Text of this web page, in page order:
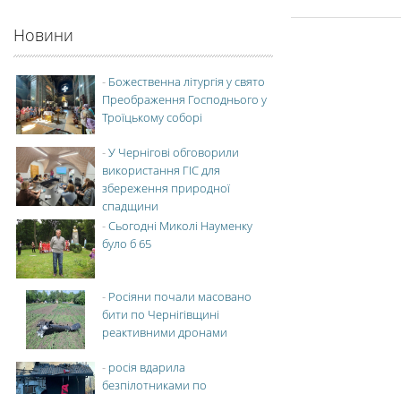
Новини
- Божественна літургія у свято
Преображення Господнього у
Троїцькому соборі
-У Чернігові обговорили
використання ГІС для
збереження природної
спадщини
-Сьогодні Миколі Науменку
було б 65
- Росіяни почали масовано
бити по Чернігівщині
реактивними дронами
- росія вдарила
безпілотниками по